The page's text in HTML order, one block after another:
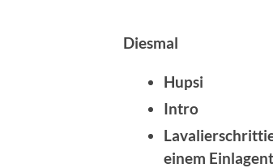
Diesmal
Hupsi
Intro
einem